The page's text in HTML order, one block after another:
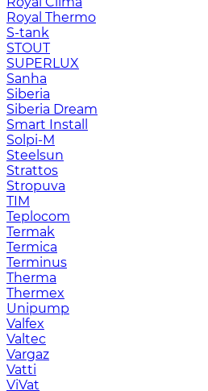
Royal Thermo
S-tank
STOUT
SUPERLUX
Sanha
Siberia
Siberia Dream
Smart Install
Solpi-M
Steelsun
Strattos
Stropuva
TIM
Teplocom
Termak
Termica
Terminus
Therma
Thermex
Unipump
Valfex
Valtec
Vargaz
Vatti
ViVat